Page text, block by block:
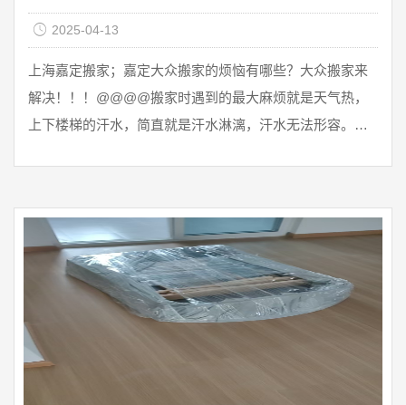
2025-04-13
上海嘉定搬家；嘉定大众搬家的烦恼有哪些？大众搬家来
解决！！！@@@@搬家时遇到的最大麻烦就是天气热，
上下楼梯的汗水，简直就是汗水淋漓，汗水无法形容。其
装不够烦人吗？每件事都要分类标记，到了新家都要拿出
来，摆放整齐，费时费力~。无论是雨雪天还是高温天，都
是对体力的巨大挑战。至于搬运，这不仅是一项体力劳
动，也是对大师经验和技能的考验。建议找一个可靠的搬
家大师。在确定搬家 ...